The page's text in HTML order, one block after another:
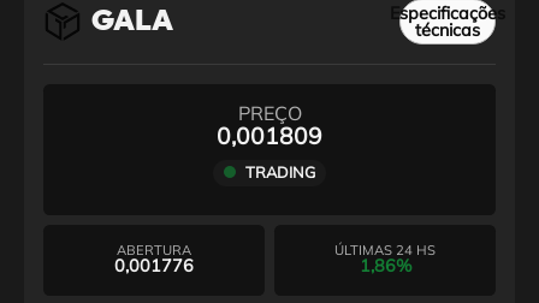
GALA Especificações
técnicas
PREÇO
0,001809
TRADING
ABERTURA
0,001776
ÚLTIMAS 24 HS
1,86%